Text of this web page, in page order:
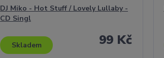
DJ Miko - Hot Stuff / Lovely Lullaby -
CD Singl
99 Kč
Skladem